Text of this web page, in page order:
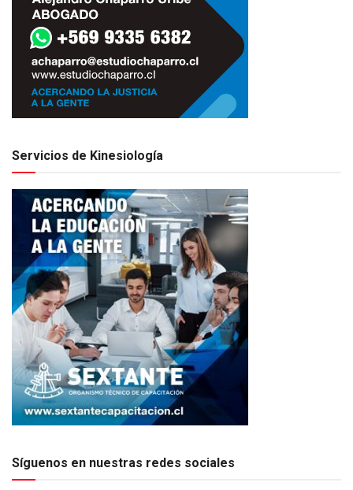
Servicios de Kinesiología
Síguenos en nuestras redes sociales